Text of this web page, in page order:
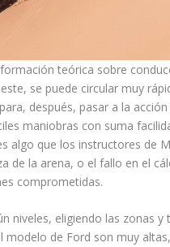
teórica sobre
se puede circular muy
después, pasar a la
maniobras con suma
algo que los instructores de
de la arena, o el fallo en el
comprometidas.
niveles, eligiendo las zonas
modelo de Ford son muy